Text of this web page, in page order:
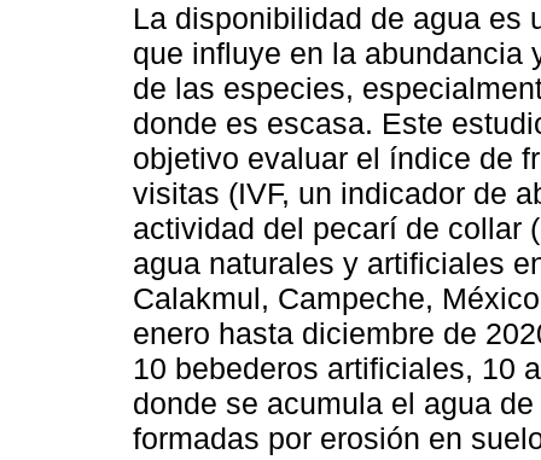
La disponibilidad de agua es
que influye en la abundancia
de las especies,
donde es escasa. Este
objetivo evaluar el índice de
visitas (IVF, un indicador de
actividad del pecarí de collar
agua naturales y artificiales
Calakmul, Campeche,
enero hasta diciembre de
10 bebederos artificiales, 10
donde se acumula el agua
formadas por erosión en